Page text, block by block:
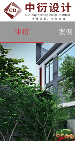
中衍 案例